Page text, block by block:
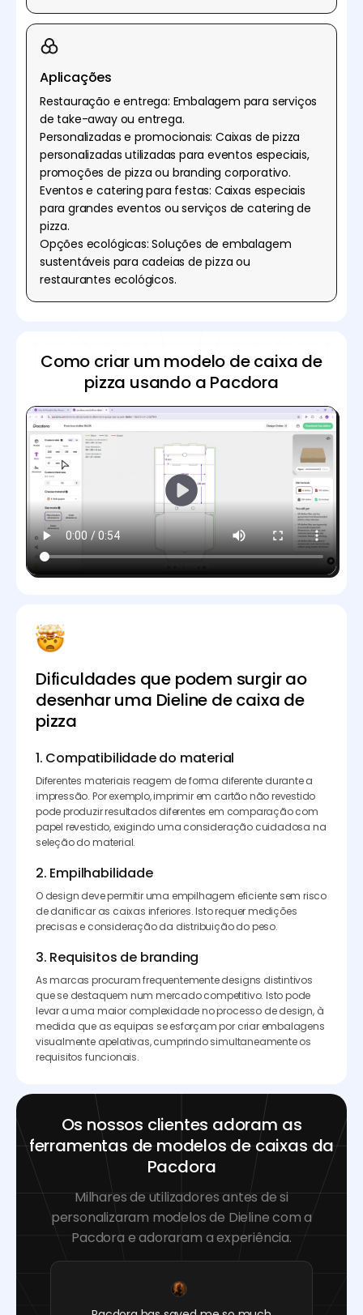
Aplicações
Restauração e entrega: Embalagem para serviços
de take-away ou entrega.
Personalizadas e promocionais: Caixas de pizza
personalizadas utilizadas para eventos especiais,
promoções de pizza ou branding corporativo.
Eventos e catering para festas: Caixas especiais
para grandes eventos ou serviços de catering de
pizza.
Opções ecológicas: Soluções de embalagem
sustentáveis para cadeias de pizza ou
restaurantes ecológicos.
Como criar um modelo de caixa de
pizza usando a Pacdora
Dificuldades que podem surgir ao
desenhar uma Dieline de caixa de
pizza
1. Compatibilidade do material
Diferentes materiais reagem de forma diferente durante a
impressão. Por exemplo, imprimir em cartão não revestido
pode produzir resultados diferentes em comparação com
papel revestido, exigindo uma consideração cuidadosa na
seleção do material.
2. Empilhabilidade
O design deve permitir uma empilhagem eficiente sem risco
de danificar as caixas inferiores. Isto requer medições
precisas e consideração da distribuição do peso.
3. Requisitos de branding
As marcas procuram frequentemente designs distintivos
que se destaquem num mercado competitivo. Isto pode
levar a uma maior complexidade no processo de design, à
medida que as equipas se esforçam por criar embalagens
visualmente apelativas, cumprindo simultaneamente os
requisitos funcionais.
Os nossos clientes adoram as
ferramentas de modelos de caixas da
Pacdora
Milhares de utilizadores antes de si
personalizaram modelos de Dieline com a
Pacdora e adoraram a experiência.